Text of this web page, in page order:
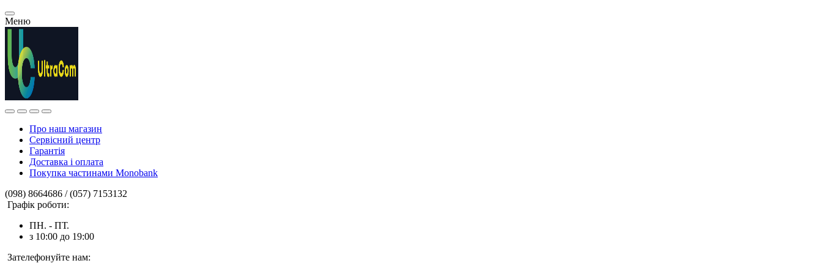
Меню
Про наш магазин
Сервісний центр
Гарантія
Доставка і оплата
Покупка частинами Monobank
(098) 8664686 / (057) 7153132
Графік роботи:
ПН. - ПТ.
з 10:00 до 19:00
Зателефонуйте нам: